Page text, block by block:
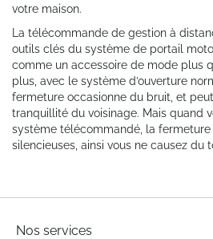
votre maison.
La télécommande de gestion à
outils clés du système de portail
comme un accessoire de mode plus
plus, avec le système d’ouverture
fermeture occasionne du bruit, et
tranquillité du voisinage. Mais quand
système télécommandé, la fermeture
silencieuses, ainsi vous ne causez du
Nos services